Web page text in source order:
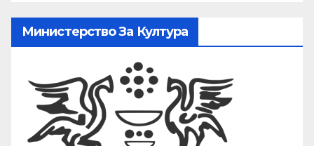
Министерство За Култура